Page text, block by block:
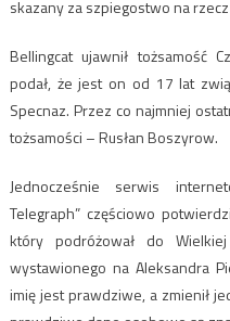
skazany za szpiegostwo na
Bellingcat ujawnił tożsamość
podał, że jest on od 17 lat
Specnaz. Przez co najmniej
tożsamości – Rusłan Boszyrow.
Jednocześnie serwis
Telegraph” częściowo
który podróżował do
wystawionego na Aleksandra
imię jest prawdziwe, a zmienił